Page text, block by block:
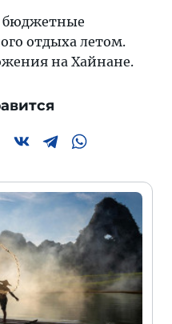
бюджетные
отдыха летом.
на Хайнане.